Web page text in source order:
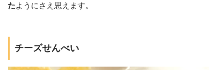
たようにさえ思えます。
チーズせんべい